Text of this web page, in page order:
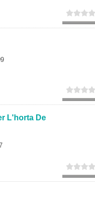
L'horta De